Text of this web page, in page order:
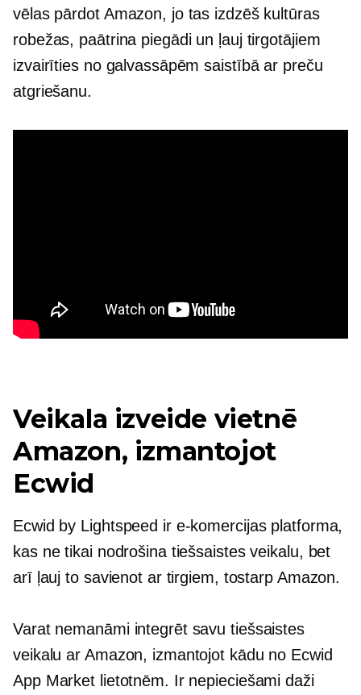
vēlas pārdot Amazon, jo tas izdzēš kultūras
robežas, paātrina piegādi un ļauj tirgotājiem
izvairīties no galvassāpēm saistībā ar preču
atgriešanu.
Veikala izveide vietnē
Amazon, izmantojot
Ecwid
Ecwid by Lightspeed ir e-komercijas platforma,
kas ne tikai nodrošina tiešsaistes veikalu, bet
arī ļauj to savienot ar tirgiem, tostarp Amazon.
Varat nemanāmi integrēt savu tiešsaistes
veikalu ar Amazon, izmantojot kādu no Ecwid
App Market lietotnēm. Ir nepieciešami daži